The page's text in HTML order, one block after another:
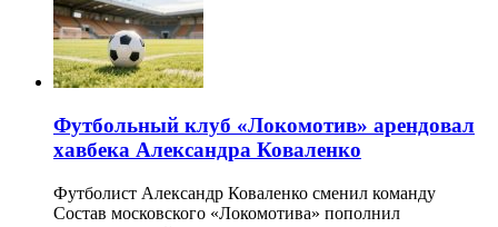
Футбольный клуб «Локомотив» арендовал
хавбека Александра Коваленко
Футболист Александр Коваленко сменил команду
Состав московского «Локомотива» пополнил